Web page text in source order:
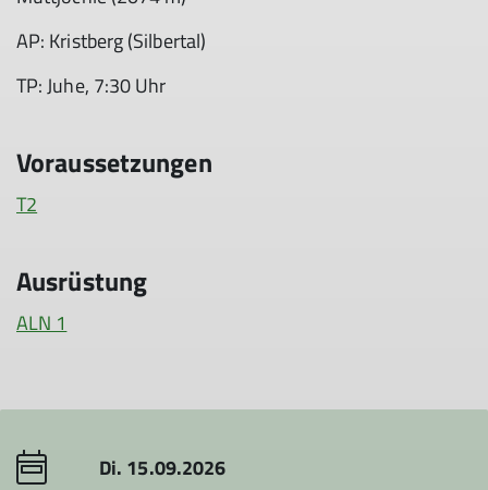
AP: Kristberg (Silbertal)
TP: Juhe, 7:30 Uhr
Voraussetzungen
T2
Ausrüstung
ALN 1
Di. 15.09.2026